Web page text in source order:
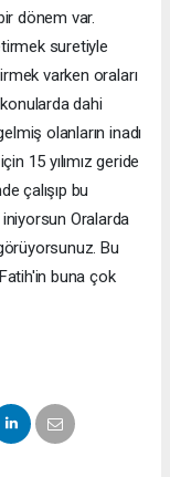
dönem var.
suretiyle
varken oraları
dahi
olanların inadı
15 yılımız geride
çalışıp bu
iniyorsun Oralarda
Bu
buna çok